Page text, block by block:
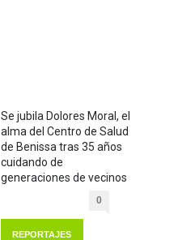
Se jubila Dolores Moral, el
alma del Centro de Salud
de Benissa tras 35 años
cuidando de
generaciones de vecinos
0
REPORTAJES